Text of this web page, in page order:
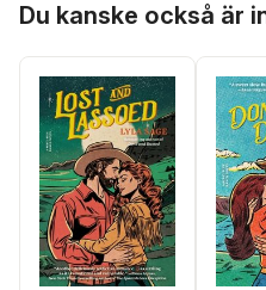
Du kanske också är